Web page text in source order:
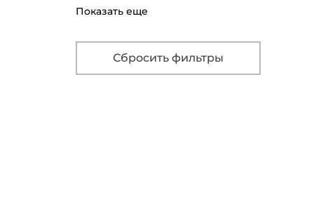
Показать еще
Сбросить фильтры